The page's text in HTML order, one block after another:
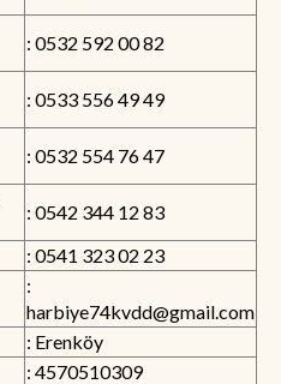
: 0532 592 00 82
: 0533 556 49 49
: 0532 554 76 47
: 0542 344 12 83
: 0541 323 02 23
:
harbiye74kvdd@gmail.com
: Erenköy
: 4570510309